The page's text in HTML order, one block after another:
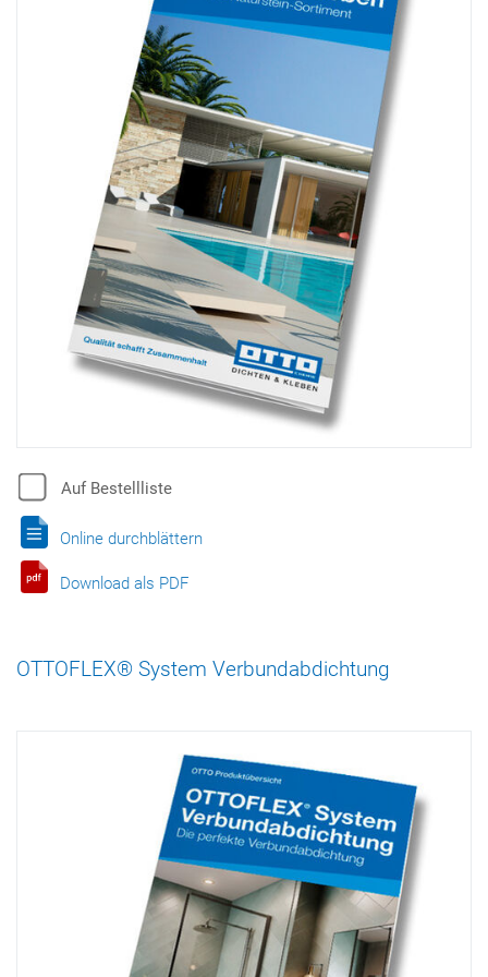
Auf Bestellliste
Online durchblättern
Download als PDF
OTTOFLEX® System Verbundabdichtung